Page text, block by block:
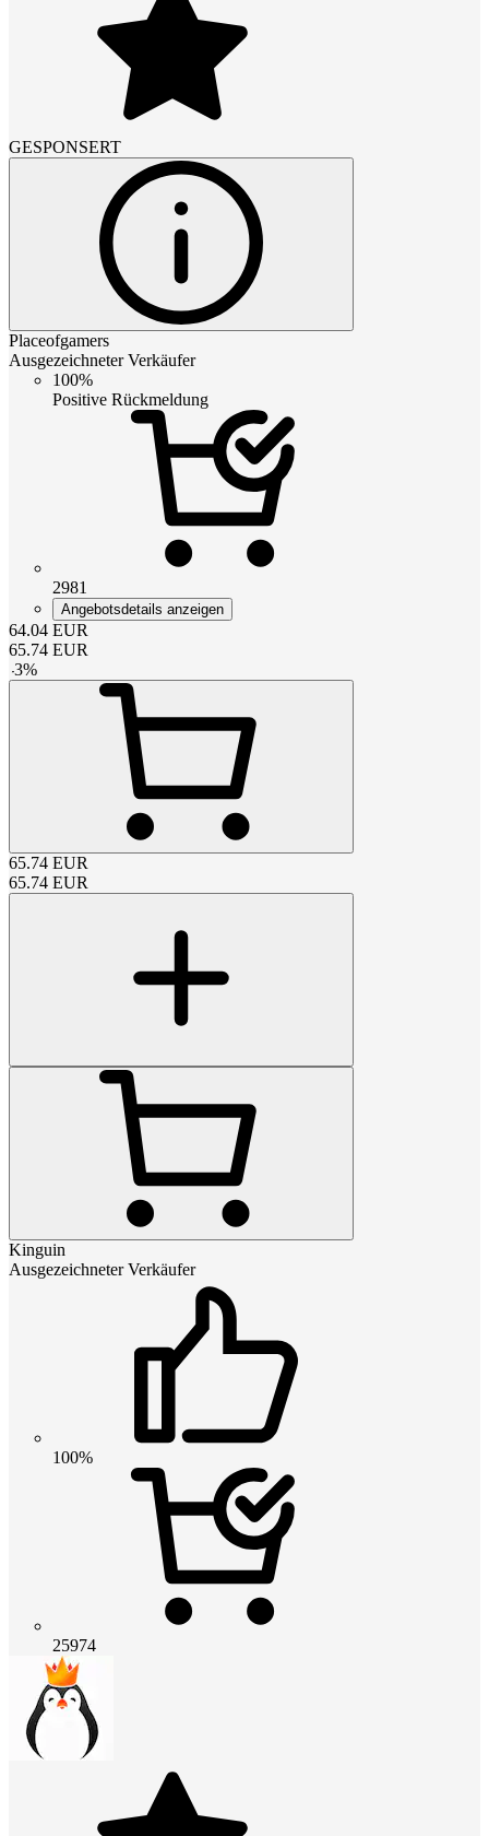
GESPONSERT
Placeofgamers
Ausgezeichneter Verkäufer
100%
Positive Rückmeldung
2981
Angebotsdetails anzeigen
64.04 EUR
65.74 EUR
-3%
65.74 EUR
65.74 EUR
Kinguin
Ausgezeichneter Verkäufer
100%
25974